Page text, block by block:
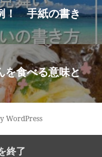
！ 手紙の書き
食べる意味と
WordPress
終了